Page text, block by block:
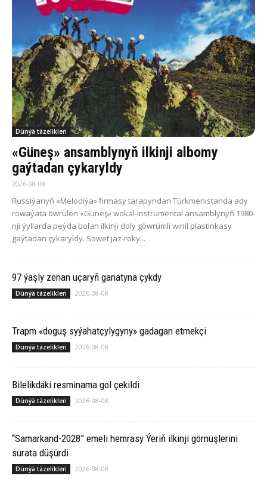
Dünýä täzelikleri
«Güneş» ansamblynyň ilkinji albomy
gaýtadan çykaryldy
2026-08-08
Russiýanyň «Melodiýa» firmasy tarapyndan Türkmenistanda ady
rowaýata öwrülen «Güneş» wokal-instrumental ansamblynyň 1980-
nji ýyllarda peýda bolan ilkinji doly göwrümli winil plastinkasy
gaýtadan çykaryldy. Sowet jaz-roky...
97 ýaşly zenan uçaryň ganatyna çykdy
Dünýä täzelikleri 2026-08-08
Trapm «doguş syýahatçylygyny» gadagan etmekçi
Dünýä täzelikleri 2026-08-08
Bilelikdäki resminama gol çekildi
Dünýä täzelikleri 2026-08-08
“Samarkand-2028” emeli hemrasy Ýeriň ilkinji görnüşlerini
surata düşürdi
Dünýä täzelikleri 2026-08-08